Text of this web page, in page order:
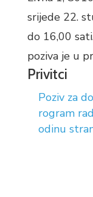
srijede 22.
do 16,00
poziva je u
Privitci
Poziv za
rogram
odinu